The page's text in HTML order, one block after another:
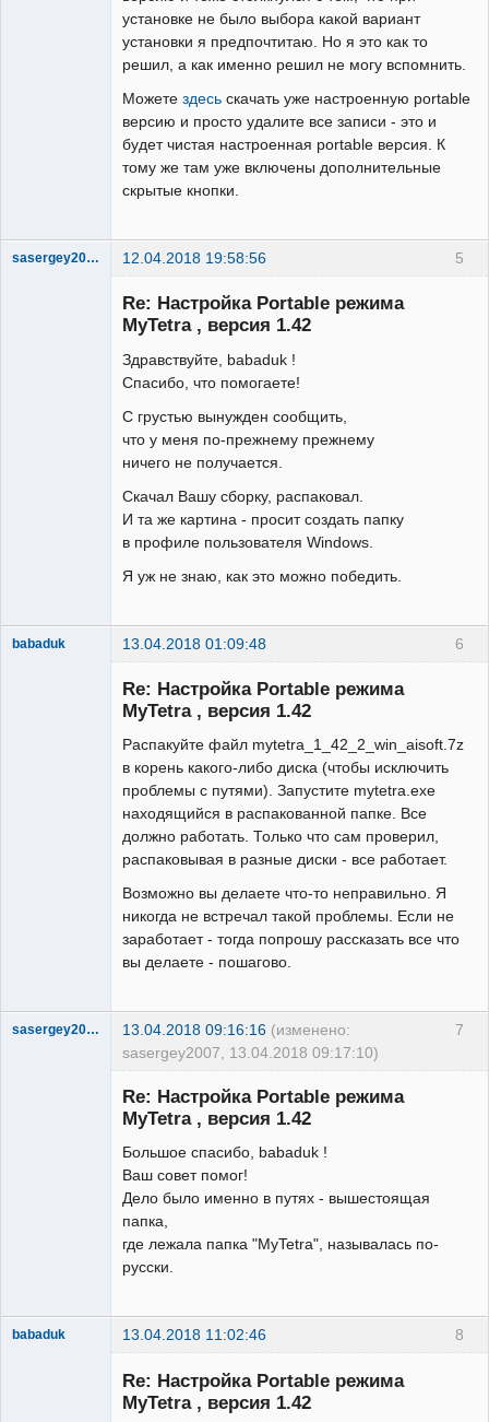
установке не было выбора какой вариант
установки я предпочтитаю. Но я это как то
решил, а как именно решил не могу вспомнить.
Можете здесь скачать уже настроенную portable
версию и просто удалите все записи - это и
будет чистая настроенная portable версия. К
тому же там уже включены дополнительные
скрытые кнопки.
5
sasergey2007 12.04.2018 19:58:56
Re: Настройка Portable режима
MyTetra , версия 1.42
Здравствуйте, babaduk !
Спасибо, что помогаете!
С грустью вынужден сообщить,
что у меня по-прежнему прежнему
ничего не получается.
Скачал Вашу сборку, распаковал.
И та же картина - просит создать папку
в профиле пользователя Windows.
Я уж не знаю, как это можно победить.
6
babaduk 13.04.2018 01:09:48
Re: Настройка Portable режима
MyTetra , версия 1.42
Распакуйте файл mytetra_1_42_2_win_aisoft.7z
в корень какого-либо диска (чтобы исключить
проблемы с путями). Запустите mytetra.exe
находящийся в распакованной папке. Все
должно работать. Только что сам проверил,
распаковывая в разные диски - все работает.
Возможно вы делаете что-то неправильно. Я
никогда не встречал такой проблемы. Если не
заработает - тогда попрошу рассказать все что
вы делаете - пошагово.
7
sasergey2007 13.04.2018 09:16:16 (изменено:
sasergey2007, 13.04.2018 09:17:10)
Re: Настройка Portable режима
MyTetra , версия 1.42
Большое спасибо, babaduk !
Ваш совет помог!
Дело было именно в путях - вышестоящая
папка,
где лежала папка "MyTetra", называлась по-
русски.
8
babaduk 13.04.2018 11:02:46
Re: Настройка Portable режима
MyTetra , версия 1.42